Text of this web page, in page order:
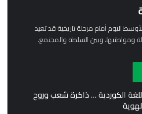
اليوم أمام مرحلة تاريخية قد تعيد
ومواطنيها، وبين السلطة والمجتمع.
الكوردية … ذاكرة شعب وروح